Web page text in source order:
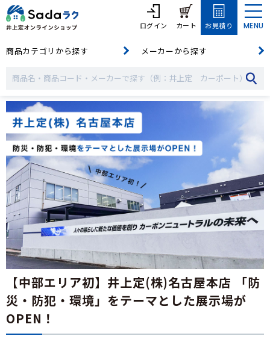
ログイン カート お見積り MENU
商品カテゴリから探す メーカーから探す
【中部エリア初】井上定(株)名古屋本店 「防
災・防犯・環境」をテーマとした展示場が
OPEN！